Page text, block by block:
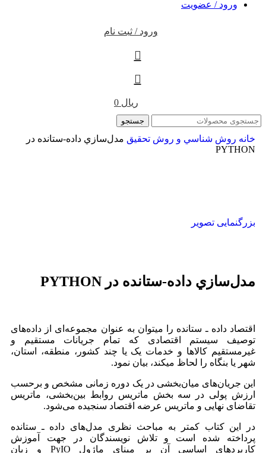
ورود / عضویت
ورود / ثبت نام
ریال
جستجو
خانه روش شناسي و روش تحقيق مدل‌سازي داده-ستانده در
PYTHON
بزرگنمایی تصویر
مدل‌سازي داده-ستانده در PYTHON
اقتصاد داده ـ ستانده را می‏توان به عنوان مجموعه‌‏ای از داده‏‌های
توصیف سیستم اقتصادی که تمام جریانات مستقیم و
غیرمستقیم کالاها و خدمات یک یا چند کشور، منطقه، استان،
شهر یا بنگاه را لحاظ می‏کند، بیان نمود.
این جریان‏‌های میان‌بخشی در یک دوره زمانی مشخص و برحسب
ارزش پولی در سه بخش ماتریس روابط بین‌بخشی، ماتریس
تقاضای نهایی و ماتریس عرضه اقتصاد سنجیده می‌شود.
در این کتاب کمتر به مباحث نظری مدل‏‌های داده ـ ستانده
پرداخته ‏شده است و تلاش نویسندگان در جهت آموزش
کاربردهای اساسی آن بر مبنای ماژول PyIO و زبان